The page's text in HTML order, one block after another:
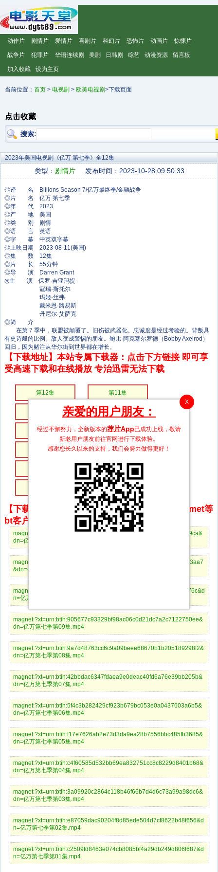
动作片 剧情片 爱情片 喜剧片 科幻片 恐怖片 动画片 惊悚片
战争片 犯罪片 华语连续剧 美剧 日韩剧 综艺 动漫资源 留言板
加入收藏 设为主页
当前位置： 首页 > 电视剧 > 欧美电视剧>下载页面
点击收藏
搜索:
2023年美国电视剧《亿万 第七季》全12集
类型： 剧情片 发布时间：2023-10-28 09:50:33
◎译 名 Billions Season 7/亿万最终季/金融战争
◎片 名 亿万 第七季
◎年 代 2023
◎产 地 美国
◎类 别 剧情
◎语 言 英语
◎字 幕 中英双字幕
◎上映日期 2023-08-11(美国)
◎集 数 12集
◎片 长 55分钟
◎导 演 Darren Grant
◎主 演 保罗·吉亚玛提
寇瑞·斯托尔
玛姬·丝弗
戴米恩·路易斯
丹尼尔·艾萨克
◎简 介
在第 7 季中，联盟被颠覆了。旧伤被武器化。忠诚度是经过考验的。背叛具
有史诗般的比例。敌人变成警惕的朋友。鲍比·阿克塞尔罗德（Bobby Axelrod）
回归，因为赌注从华尔街到世界都在增长。
【下载地址】本站专属下载器：点击下方链接 即可享
受高速下载和在线播放 专治迅雷无法下载
第12集 第11集
第09集
第08集 第07集
第06集 第05集
第03集
第01集
【下载地址】magnet推荐使用utorrent、BitComet等
bt客户端下载
magnet:?xt=urn:btih:d7379dd38a202c0f1047d9b9b8fa96a499d159ca&
dn=亿万第七季第12集.mp4
magnet:?xt=urn:btih:07aba710915b5049da8a172d49691b4eba573aa7
&dn=亿万第七季第11集.mp4
magnet:?xt=urn:btih:c8311328587acc712ac021bc57693e01f57cb76c&d
n=亿万第七季第10集.mp4
magnet:?xt=urn:btih:905677c93329bf98ac06c0d21dc7a2c7122750ee&
dn=亿万第七季第09集.mp4
magnet:?xt=urn:btih:9a7d48763cc6c9a09beee68670b1b205189298f2&
dn=亿万第七季第08集.mp4
magnet:?xt=urn:btih:42bbdac6347fdaea9e0deac40fd6a76e39bb205b&
dn=亿万第七季第07集.mp4
magnet:?xt=urn:btih:5f4c3b282429cf923b679bc053e0a0437603a6b5&
dn=亿万第七季第06集.mp4
magnet:?xt=urn:btih:f17e7626ab2e73d3da9ea28b7556bbc485fb3685&
dn=亿万第七季第05集.mp4
magnet:?xt=urn:btih:c4f60585d532bb69ea832751cc8c8229d8401b68&
dn=亿万第七季第04集.mp4
magnet:?xt=urn:btih:3a09920c2864c118b46f66b7d4d6c73a99a98dc6&
dn=亿万第七季第03集.mp4
magnet:?xt=urn:btih:e87059dac90204f8d85ede504d7cf8622b48f656&d
n=亿万第七季第02集.mp4
magnet:?xt=urn:btih:c2509fd8463e074cb8085bf4a29db249d806f687&d
n=亿万第七季第01集.mp4
X
亲爱的用户朋友：
经过不懈努力，全新版本的荐片App已成功上线，敬请
新老用户朋友前往官网进行下载体验。
感谢您长久以来的支持，我们会努力做得更好！